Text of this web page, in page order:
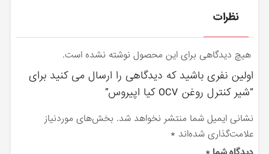
نظرات
هیچ دیدگاهی برای این محصول نوشته نشده است.
اولین نفری باشید که دیدگاهی را ارسال می کنید برای
“شیر کنترل روغن OCV کیا اپیروس”
نشانی ایمیل شما منتشر نخواهد شد. بخش‌های موردنیاز
علامت‌گذاری شده‌اند *